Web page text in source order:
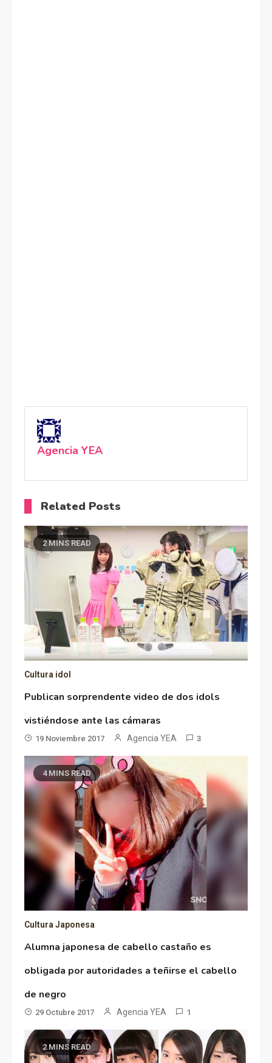
Agencia YEA
Related Posts
2 MINS READ
Cultura idol
Publican sorprendente video de dos idols
vistiéndose ante las cámaras
19 Noviembre 2017 Agencia YEA 3
4 MINS READ
Cultura Japonesa
Alumna japonesa de cabello castaño es
obligada por autoridades a teñirse el cabello
de negro
29 Octubre 2017 Agencia YEA 1
2 MINS READ